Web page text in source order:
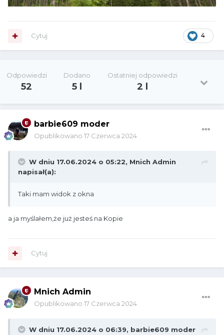
4
Cytuj
Odpowiedzi
52
Dodano
5 l
Ostatniej odpowiedzi
2 l
barbie609 moder
Opublikowano 17 Czerwca 2024
W dniu 17.06.2024 o 05:22, Mnich Admin
napisał(a):
Taki mam widok z okna
a ja myślałem,że już jesteś na Kopie
Cytuj
Mnich Admin
Opublikowano 17 Czerwca 2024
W dniu 17.06.2024 o 06:39, barbie609 moder